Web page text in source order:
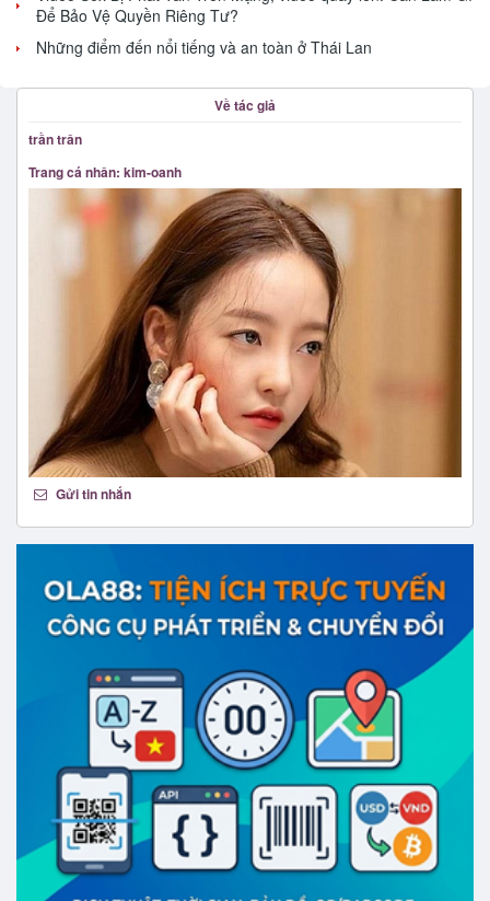
Để Bảo Vệ Quyền Riêng Tư?
Những điểm đến nổi tiếng và an toàn ở Thái Lan
Về tác giả
trần trân
Trang cá nhân: kim-oanh
Gửi tin nhắn